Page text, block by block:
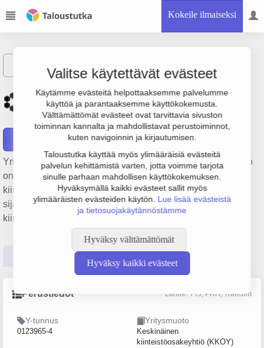
Kokeile ilmaiseksi
Valitse käytettävät evästeet
Käytämme evästeitä helpottaaksemme palvelumme
käyttöä ja parantaaksemme käyttökokemusta.
Välttämättömät evästeet ovat tarvittavia sivuston
toiminnan kannalta ja mahdollistavat perustoiminnot,
kuten navigoinnin ja kirjautumisen.
Taloustutka käyttää myös ylimääräisiä evästeitä
palvelun kehittämistä varten, jotta voimme tarjota
sinulle parhaan mahdollisen käyttökokemuksen.
Hyväksymällä kaikki evästeet sallit myös
ylimääräisten evästeiden käytön. Lue lisää evästeistä
ja tietosuojakäytännöstämme
Hyväksy välttämättömät
Hyväksy kaikki evästeet
Kiinteistö Oy Myyrmäen
Kauppakeskus
Yrityksen Kiinteistö Oy Myyrmäen Kauppakeskus liikevaihto
on 842 000 € ja tulos -167 €. Sen päätoimiala on Muu
kiinteistöjen vuokraus ja hallinta, perustamisvuosi 1978 ja
sijainti Vantaa. Yrityksen yhtiömuoto Keskinäinen
kiinteistöosakeyhtiö (KKOY).
Päättäjätiedot
Perustiedot Lähde: YTJ, PRH, Traficom
Y-tunnus
0123965-4
Yritysmuoto
Keskinäinen
kiinteistöosakeyhtiö (KKOY)